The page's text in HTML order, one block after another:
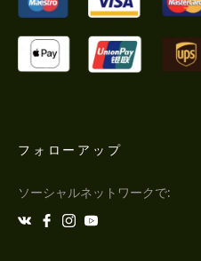
フォローアップ
ソーシャルネットワークで: